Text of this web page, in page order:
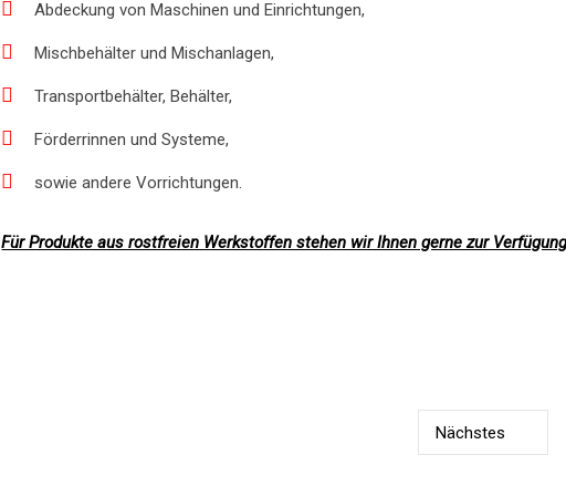
Abdeckung von Maschinen und Einrichtungen,
Mischbehälter und Mischanlagen,
Transportbehälter, Behälter,
Förderrinnen und Systeme,
sowie andere Vorrichtungen.
Für Produkte aus rostfreien Werkstoffen stehen wir Ihnen gerne zur
Vorheriges
Nächstes